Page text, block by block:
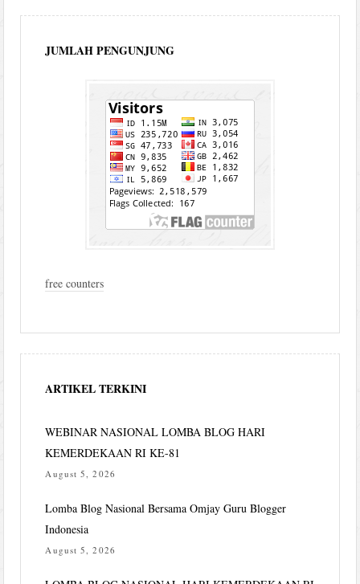
JUMLAH PENGUNJUNG
free counters
ARTIKEL TERKINI
WEBINAR NASIONAL LOMBA BLOG HARI
KEMERDEKAAN RI KE-81
August 5, 2026
Lomba Blog Nasional Bersama Omjay Guru Blogger
Indonesia
August 5, 2026